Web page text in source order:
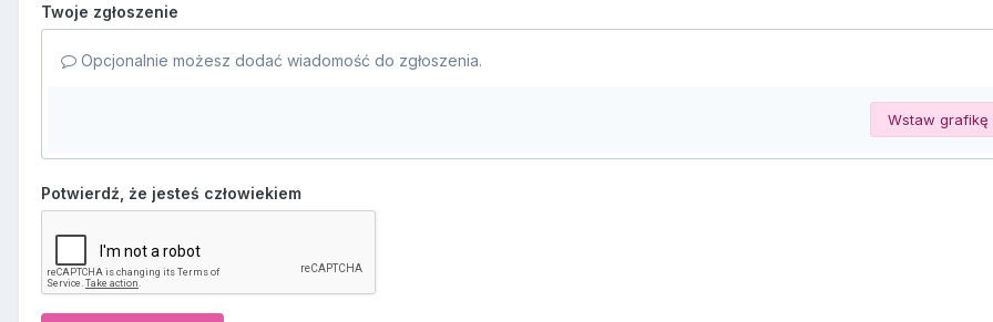
Twoje zgłoszenie
Opcjonalnie możesz dodać wiadomość do zgłoszenia.
Wstaw grafikę
Potwierdź, że jesteś człowiekiem